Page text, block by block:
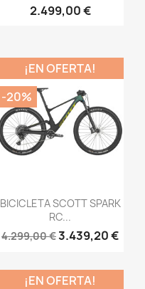
2.499,00 €
Vista rápida
BICICLETA SCOTT SPARK
RC...
4.299,00 €3.439,20 €
¡EN OFERTA!
-20%
¡EN OFERTA!